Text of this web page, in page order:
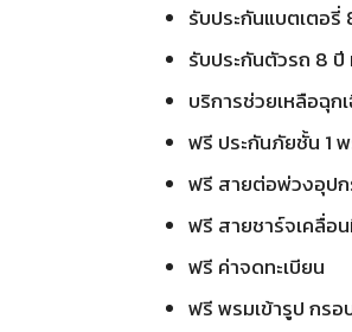
รับประกันแบตเตอ
รับประกันตัวรถ 8
บริการช่วยเหลือฉุก
ฟรี ประกันภัยชั้น 1
ฟรี สายต่อพ่วงอุป
ฟรี สายชาร์จเคลื่อ
ฟรี ค่าจดทะเบียน
ฟรี พรมเข้ารูป กรอ